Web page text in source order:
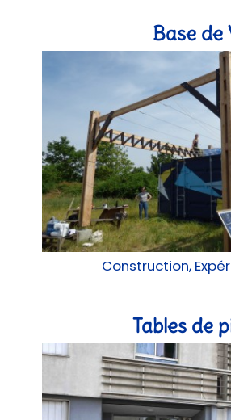
Base de
Construction,
Tables de